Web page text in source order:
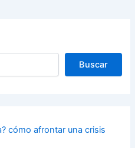
Buscar
cómo afrontar una crisis